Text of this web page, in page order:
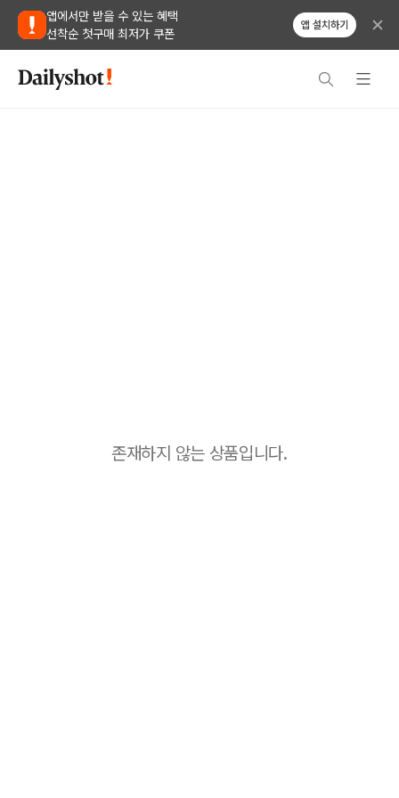
앱에서만 받을 수 있는 혜택
선착순 첫구매 최저가 쿠폰
앱 설치하기
존재하지 않는 상품입니다.